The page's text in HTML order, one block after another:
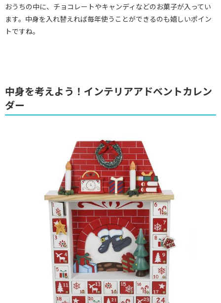
おうちの中に、チョコレートやキャンディなどのお菓子が入ってい
ます。中身を入れ替えれば毎年使うことができるのも嬉しいポイン
トですね。
中身を考えよう！インテリアアドベントカレン
ダー